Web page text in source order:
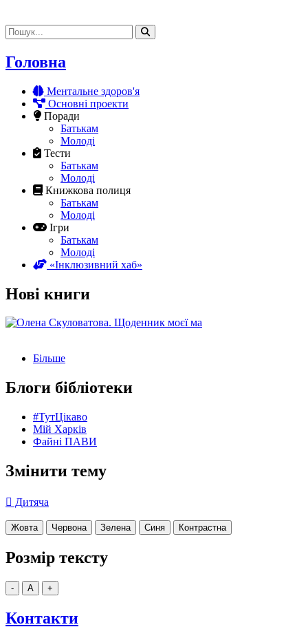
Головна
Ментальне здоров'я
Основні проекти
Поради
Батькам
Молоді
Тести
Батькам
Молоді
Книжкова полиця
Батькам
Молоді
Ігри
Батькам
Молоді
«Інклюзивний хаб»
Нові книги
Більше
Блоги бібліотеки
#ТутЦікаво
Мій Харків
Файні ПАВИ
Змінити тему
Дитяча
Жовта Червона Зелена Синя Контрастна
Розмір тексту
- A +
Контакти